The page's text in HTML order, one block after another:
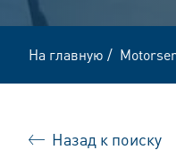
На главную /
Назад к поиску